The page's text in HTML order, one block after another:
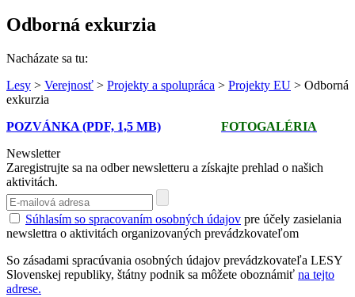
Odborná exkurzia
Nacházate sa tu:
Lesy > Verejnosť > Projekty a spolupráca > Projekty EU > Odborná
exkurzia
POZVÁNKA (PDF, 1,5 MB)
FOTOGALÉRIA
Newsletter
Zaregistrujte sa na odber newsletteru a získajte prehlad o našich
aktivitách.
Súhlasím so spracovaním osobných údajov pre účely zasielania
newslettra o aktivitách organizovaných prevádzkovateľom
So zásadami spracúvania osobných údajov prevádzkovateľa LESY
Slovenskej republiky, štátny podnik sa môžete oboznámiť na tejto
adrese.